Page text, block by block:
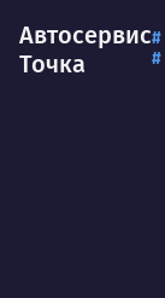
Автосервис
Точка